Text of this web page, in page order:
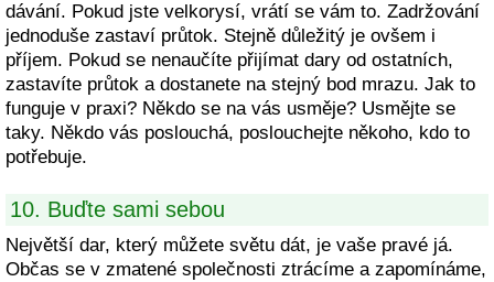
dávání. Pokud jste velkorysí, vrátí se vám to. Zadržování
jednoduše zastaví průtok. Stejně důležitý je ovšem i
příjem. Pokud se nenaučíte přijímat dary od ostatních,
zastavíte průtok a dostanete na stejný bod mrazu. Jak to
funguje v praxi? Někdo se na vás usměje? Usmějte se
taky. Někdo vás poslouchá, poslouchejte někoho, kdo to
potřebuje.
10. Buďte sami sebou
Největší dar, který můžete světu dát, je vaše pravé já.
Občas se v zmatené společnosti ztrácíme a zapomínáme,